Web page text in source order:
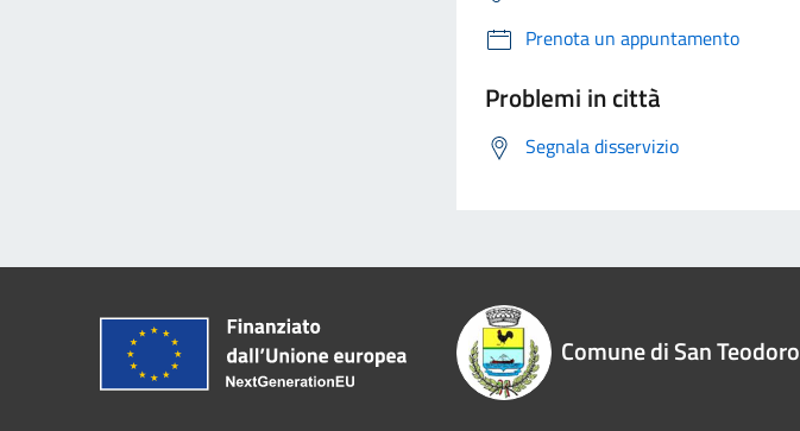
Prenota un appuntamento
Problemi in città
Segnala disservizio
Comune di San Teodoro